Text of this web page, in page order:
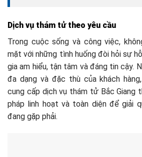
Dịch vụ thám tử theo yêu cầu
Trong cuộc sống và công việc,
mặt với những tình huống đòi hỏi sự
gia am hiểu, tận tâm và đáng tin cậy.
đa dạng và đặc thù của khách
cung cấp dịch vụ thám tử Bắc Giang
pháp linh hoạt và toàn diện để giải
đang gặp phải.